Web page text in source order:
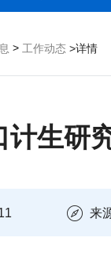
> 工作动态 >详情
计生研
来